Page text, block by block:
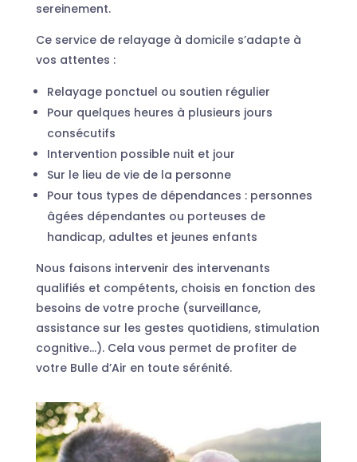
sereinement.
Ce service de relayage à domicile s’adapte à
vos attentes :
Relayage ponctuel ou soutien régulier
Pour quelques heures à plusieurs jours
consécutifs
Intervention possible nuit et jour
Sur le lieu de vie de la personne
Pour tous types de dépendances : personnes
âgées dépendantes ou porteuses de
handicap, adultes et jeunes enfants
Nous faisons intervenir des intervenants
qualifiés et compétents, choisis en fonction des
besoins de votre proche (surveillance,
assistance sur les gestes quotidiens, stimulation
cognitive…). Cela vous permet de profiter de
votre Bulle d’Air en toute sérénité.